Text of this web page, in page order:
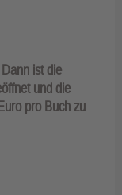
ist die
und die
pro Buch zu